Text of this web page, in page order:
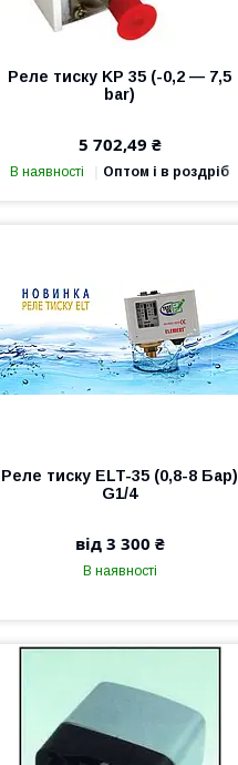
Реле тиску KP 35 (-0,2 — 7,5
bar)
5 702,49 ₴
В наявності Оптом і в роздріб
Реле тиску ELT-35 (0,8-8 Бар)
G1/4
від 3 300 ₴
В наявності